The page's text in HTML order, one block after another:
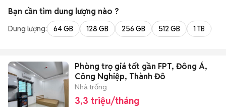
Bạn cần tìm dung lượng nào ?
Dung lượng: 64 GB 128 GB 256 GB 512 GB 1 TB
Phòng trọ giá tốt gần FPT, Đông Á,
Công Nghiệp, Thành Đô
Nhà trống
3,3 triệu/tháng